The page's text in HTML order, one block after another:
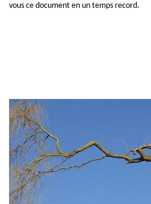
vous ce document en un temps record.